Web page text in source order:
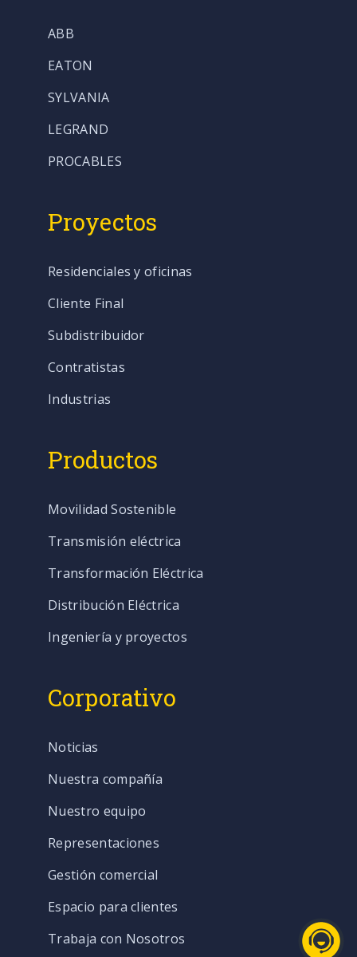
ABB
EATON
SYLVANIA
LEGRAND
PROCABLES
Proyectos
Residenciales y oficinas
Cliente Final
Subdistribuidor
Contratistas
Industrias
Productos
Movilidad Sostenible
Transmisión eléctrica
Transformación Eléctrica
Distribución Eléctrica
Ingeniería y proyectos
Corporativo
Noticias
Nuestra compañía
Nuestro equipo
Representaciones
Gestión comercial
Espacio para clientes
Trabaja con Nosotros